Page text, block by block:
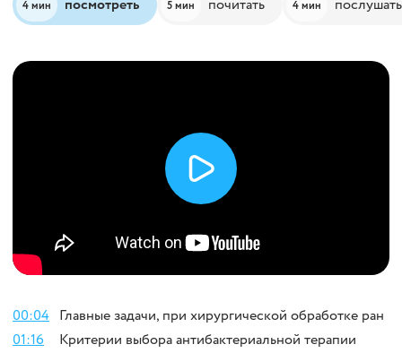
4 мин посмотреть 5 мин почитать 4 мин послушать
00:04 Главные задачи, при хирургической обработке ран
01:16
Критерии выбора антибактериальной терапии